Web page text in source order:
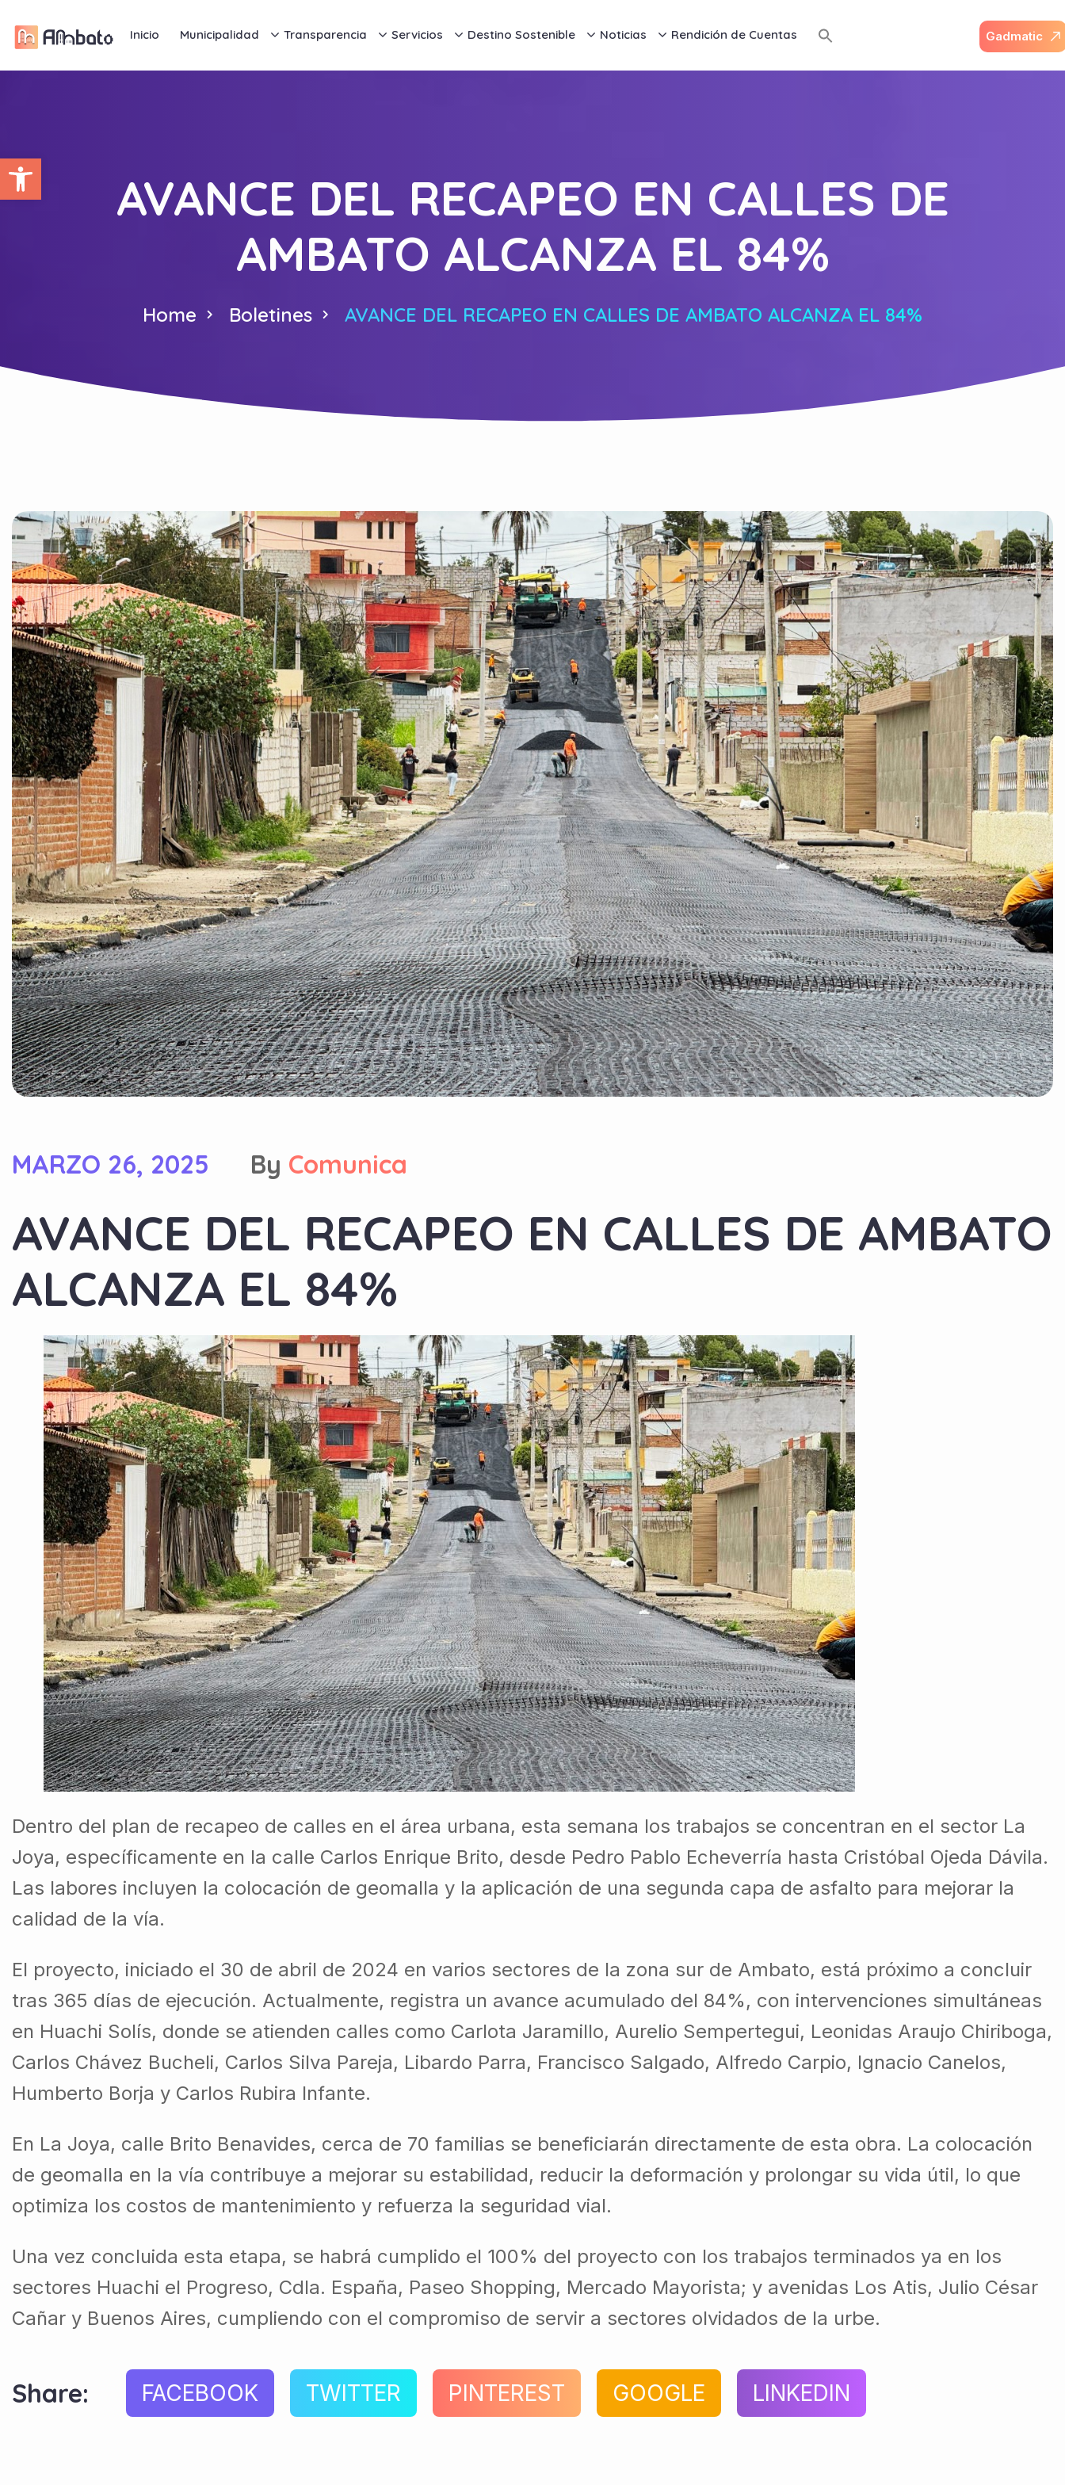
Abrir barra de herramientas
Inicio Municipalidad Transparencia Servicios Destino Sostenible Noticias Rendición de Cuentas Gadmatic
AVANCE DEL RECAPEO EN CALLES DE
AMBATO ALCANZA EL 84%
Home Boletines AVANCE DEL RECAPEO EN CALLES DE AMBATO ALCANZA EL 84%
MARZO 26, 2025 By Comunica
AVANCE DEL RECAPEO EN CALLES DE AMBATO
ALCANZA EL 84%
Dentro del plan de recapeo de calles en el área urbana, esta semana los trabajos se concentran en el sector La
Joya, específicamente en la calle Carlos Enrique Brito, desde Pedro Pablo Echeverría hasta Cristóbal Ojeda Dávila.
Las labores incluyen la colocación de geomalla y la aplicación de una segunda capa de asfalto para mejorar la
calidad de la vía.
El proyecto, iniciado el 30 de abril de 2024 en varios sectores de la zona sur de Ambato, está próximo a concluir
tras 365 días de ejecución. Actualmente, registra un avance acumulado del 84%, con intervenciones simultáneas
en Huachi Solís, donde se atienden calles como Carlota Jaramillo, Aurelio Sempertegui, Leonidas Araujo Chiriboga,
Carlos Chávez Bucheli, Carlos Silva Pareja, Libardo Parra, Francisco Salgado, Alfredo Carpio, Ignacio Canelos,
Humberto Borja y Carlos Rubira Infante.
En La Joya, calle Brito Benavides, cerca de 70 familias se beneficiarán directamente de esta obra. La colocación
de geomalla en la vía contribuye a mejorar su estabilidad, reducir la deformación y prolongar su vida útil, lo que
optimiza los costos de mantenimiento y refuerza la seguridad vial.
Una vez concluida esta etapa, se habrá cumplido el 100% del proyecto con los trabajos terminados ya en los
sectores Huachi el Progreso, Cdla. España, Paseo Shopping, Mercado Mayorista; y avenidas Los Atis, Julio César
Cañar y Buenos Aires, cumpliendo con el compromiso de servir a sectores olvidados de la urbe.
Share: FACEBOOK TWITTER PINTEREST GOOGLE LINKEDIN